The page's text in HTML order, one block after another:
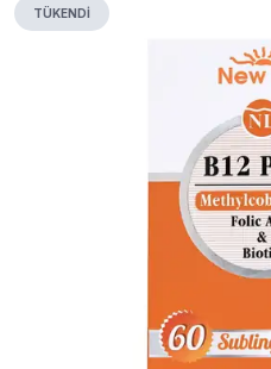
TÜKENDİ